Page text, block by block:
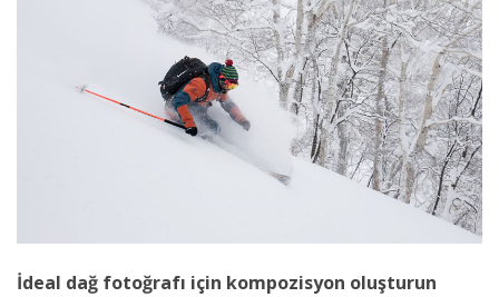
İdeal dağ fotoğrafı için kompozisyon oluşturun